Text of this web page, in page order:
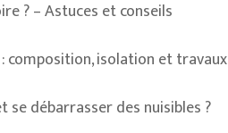
? – Astuces et conseils
composition, isolation et travaux
débarrasser des nuisibles ?